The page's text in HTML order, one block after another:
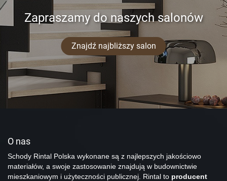
Zapraszamy do naszych salonów
Znajdź najbliższy salon
O nas
Schody Rintal Polska wykonane są z najlepszych jakościowo
materiałów, a swoje zastosowanie znajdują w budownictwie
mieszkaniowym i użyteczności publicznej. Rintal to producent